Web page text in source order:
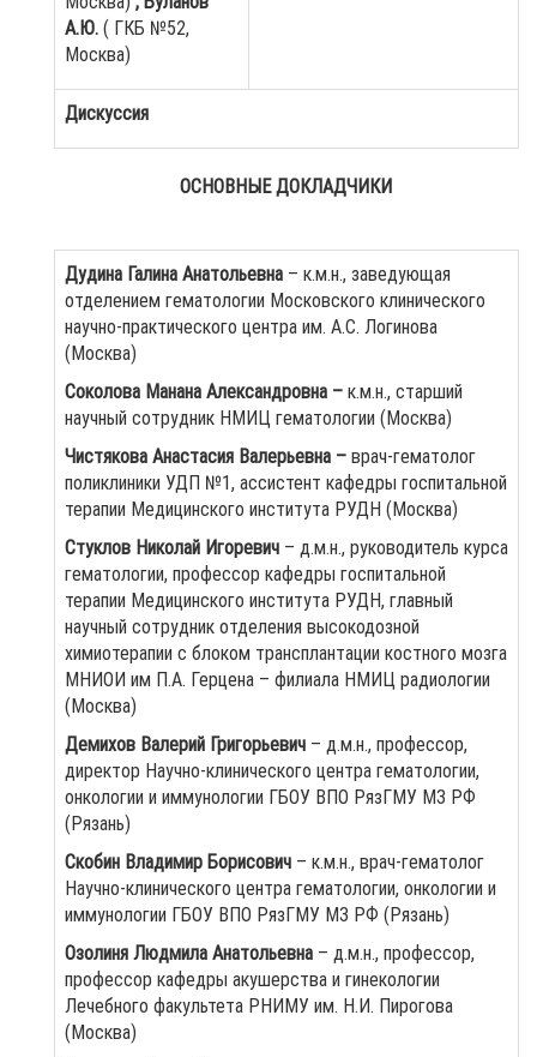
А.Ю.( ГКБ №52,
Москва)
Дискуссия
ОСНОВНЫЕ ДОКЛАДЧИКИ
Дудина Галина Анатольевна– к.м.н., заведующая
отделением гематологии Московского клинического
научно-практического центра им. А.С. Логинова
(Москва)
Соколова Манана Александровна –к.м.н., старший
научный сотрудник НМИЦ гематологии (Москва)
Чистякова Анастасия Валерьевна –врач-гематолог
поликлиники УДП №1, ассистент кафедры госпитальной
терапии Медицинского института РУДН (Москва)
Стуклов Николай Игоревич– д.м.н., руководитель курса
гематологии, профессор кафедры госпитальной
терапии Медицинского института РУДН, главный
научный сотрудник отделения высокодозной
химиотерапии с блоком трансплантации костного мозга
МНИОИ им П.А. Герцена – филиала НМИЦ радиологии
(Москва)
Демихов Валерий Григорьевич– д.м.н., профессор,
директор Научно-клинического центра гематологии,
онкологии и иммунологии ГБОУ ВПО РязГМУ МЗ РФ
(Рязань)
Скобин Владимир Борисович– к.м.н., врач-гематолог
Научно-клинического центра гематологии, онкологии и
иммунологии ГБОУ ВПО РязГМУ МЗ РФ (Рязань)
Озолиня Людмила Анатольевна– д.м.н., профессор,
профессор кафедры акушерства и гинекологии
Лечебного факультета РНИМУ им. Н.И. Пирогова
(Москва)